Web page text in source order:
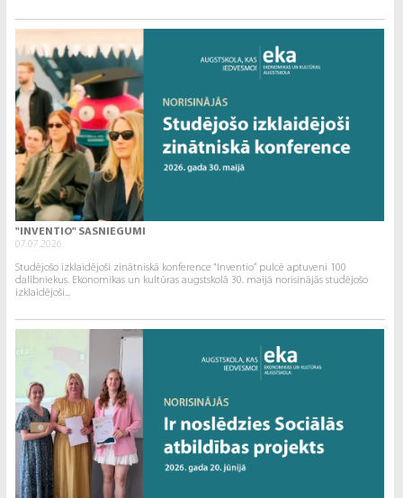
"INVENTIO" SASNIEGUMI
07.07.2026.
Studējošo izklaidējoši zinātniskā konference “Inventio” pulcē aptuveni 100
dalībniekus. Ekonomikas un kultūras augstskolā 30. maijā norisinājās studējošo
izklaidējoši...